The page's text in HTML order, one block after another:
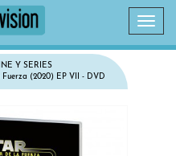
Y SERIES
(2020) EP VII - DVD